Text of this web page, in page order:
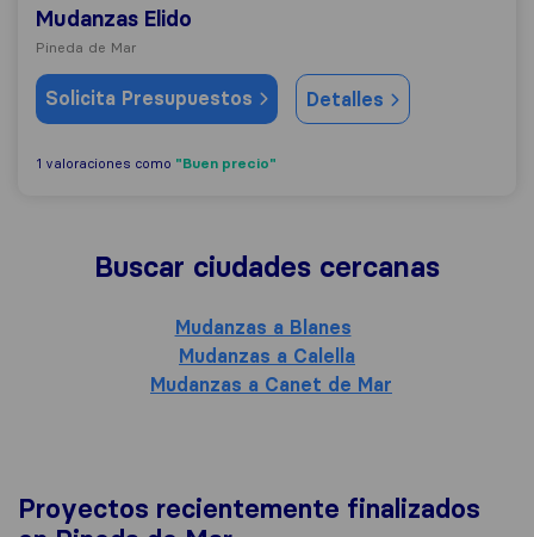
Mudanzas Elido
Pineda de Mar
Solicita Presupuestos Detalles
1 valoraciones como "Buen precio"
Buscar ciudades cercanas
Mudanzas a Blanes
Mudanzas a Calella
Mudanzas a Canet de Mar
Proyectos recientemente finalizados